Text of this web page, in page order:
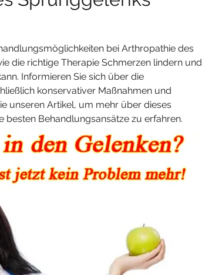
bei Arthropathie des
die richtige Therapie Schmerzen lindern und
Informieren Sie sich über die
konservativer Maßnahmen und
unseren Artikel, um mehr über dieses
besten Behandlungsansätze zu erfahren.